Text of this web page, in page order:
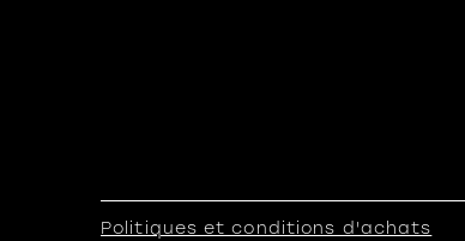
Politiques et conditions d'achats